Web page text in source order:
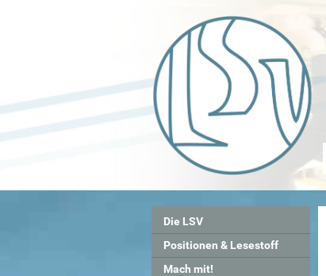
Die LSV
Positionen & Lesestoff
Mach mit!